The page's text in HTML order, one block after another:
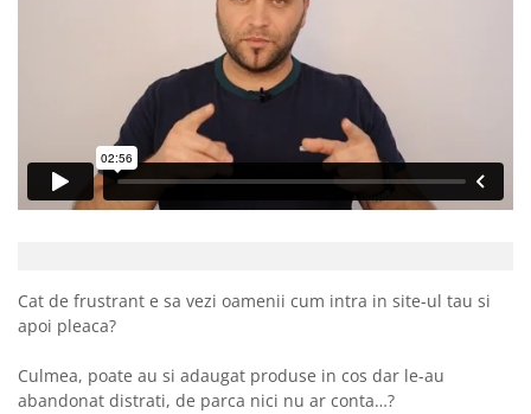
Cat de frustrant e sa vezi oamenii cum intra in site-ul tau si
apoi pleaca?
Culmea, poate au si adaugat produse in cos dar le-au
abandonat distrati, de parca nici nu ar conta…?